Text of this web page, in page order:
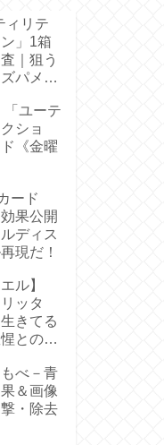
ィリテ
」1箱
｜狙う
パメ
「ユーテ
ショ
《金曜
ード
果公開
ディス
現だ！
ル】
ッタ
きてる
との相
もべ－青
＆画像
・除去